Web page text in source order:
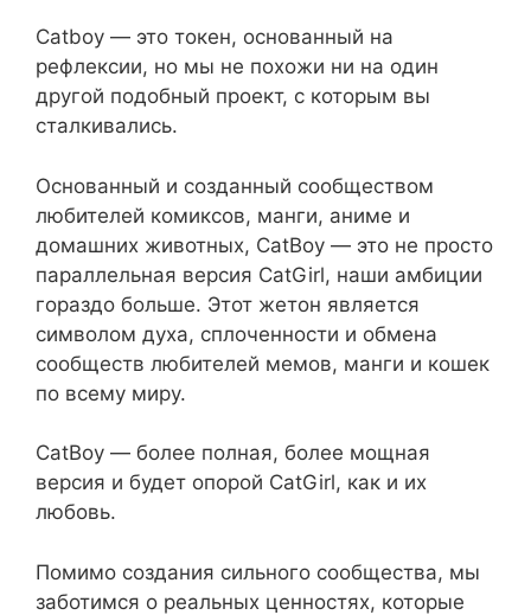
Catboy — это токен, основанный на
рефлексии, но мы не похожи ни на один
другой подобный проект, с которым вы
сталкивались.
Основанный и созданный сообществом
любителей комиксов, манги, аниме и
домашних животных, CatBoy — это не просто
параллельная версия CatGirl, наши амбиции
гораздо больше. Этот жетон является
символом духа, сплоченности и обмена
сообществ любителей мемов, манги и кошек
по всему миру.
CatBoy — более полная, более мощная
версия и будет опорой CatGirl, как и их
любовь.
Помимо создания сильного сообщества, мы
заботимся о реальных ценностях, которые